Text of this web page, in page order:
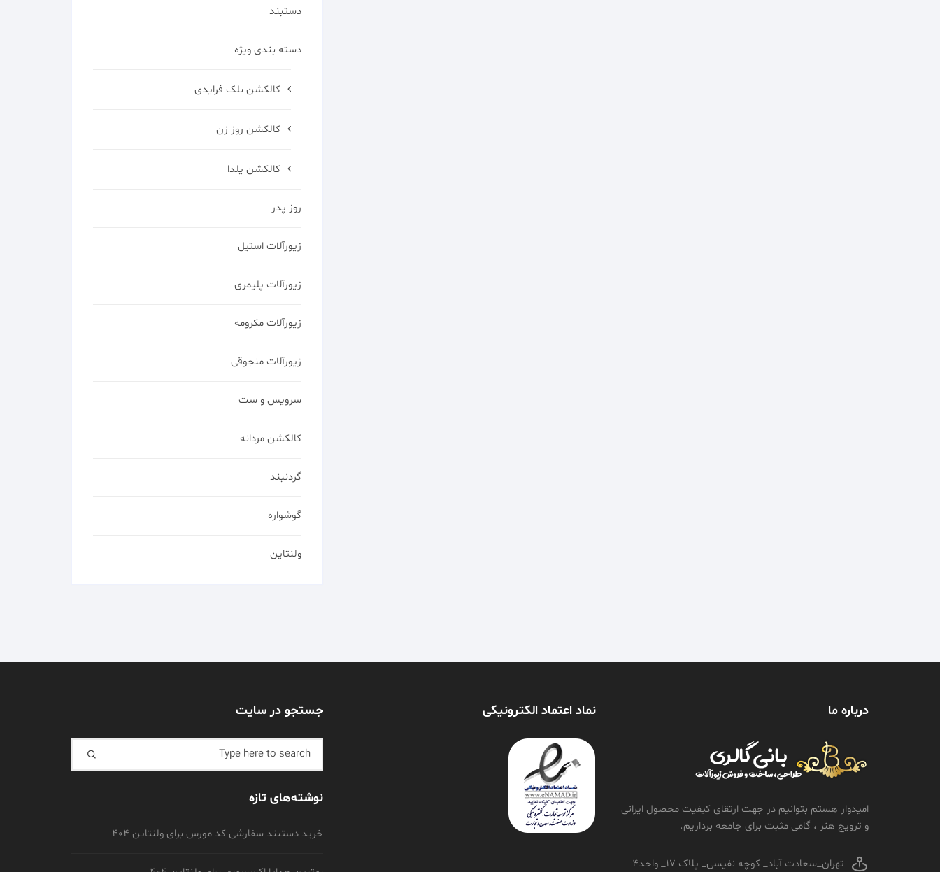
دستبند
دسته بندی ویژه
کالکشن بلک فرایدی
کالکشن روز زن
کالکشن یلدا
روز پدر
زیورآلات استیل
زیورآلات پلیمری
زیورآلات مکرومه
زیورآلات منجوقی
سرویس و ست
کالکشن مردانه
گردنبند
گوشواره
ولنتاین
درباره ما
امیدوار هستم بتوانیم در جهت ارتقای کیفیت محصول ایرانی
و ترویج هنر ، گامی مثبت برای جامعه برداریم.
تهران_سعادت آباد_ کوچه نفیسی_ پلاک 17_ واحد4
نماد اعتماد الکترونیکی جستجو در سایت
Search for:
نوشته‌های تازه
خرید دستبند سفارشی کد مورس برای ولنتاین 404